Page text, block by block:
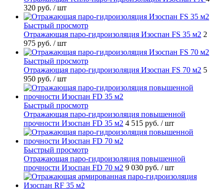
320 руб. / шт
Быстрый просмотр
Отражающая паро-гидроизоляция Изоспан FS 35 м2 2
975 руб. / шт
Быстрый просмотр
Отражающая паро-гидроизоляция Изоспан FS 70 м2 5
950 руб. / шт
Быстрый просмотр
Отражающая паро-гидроизоляция повышенной
прочности Изоспан FD 35 м2 4 515 руб. / шт
Быстрый просмотр
Отражающая паро-гидроизоляция повышенной
прочности Изоспан FD 70 м2 9 030 руб. / шт